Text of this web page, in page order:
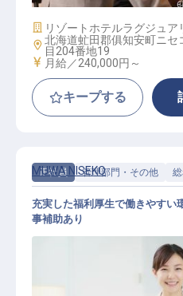
施設業態
リゾートホテルラグジュア
勤務地
北海道虻田郡俱知安町ニセ
目204番地19
給与
月給／240,000円～
キープする
正社員 管理部門・その他
MUWA NISEKO
充実した福利厚生で働きやすい
事補助あり